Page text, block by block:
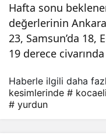
Hafta sonu
değerlerinin
23, Samsun’da 18,
19 derece
Haberle ilgili daha
kesimlerinde # kocaeli
# yurdun